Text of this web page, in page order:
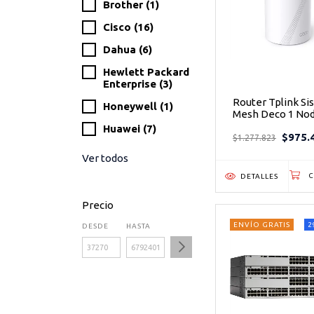
Brother (1)
Cisco (16)
Dahua (6)
Hewlett Packard
Enterprise (3)
Honeywell (1)
Huawei (7)
Ver todos
Precio
DESDE HASTA
Router Tplink
Mesh Deco 1
Mesh Wi-fi 7
$1.277.823
DETALLES
ENVÍO GRATIS